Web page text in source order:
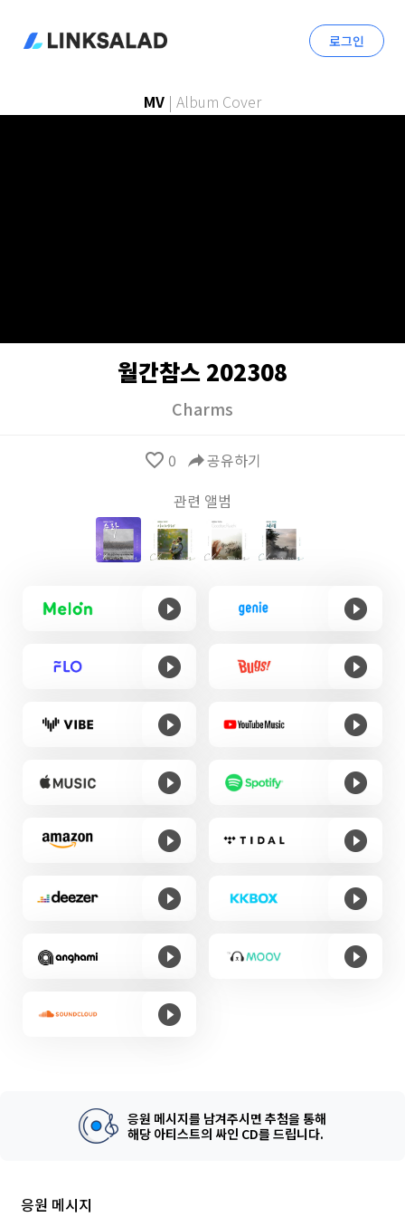
로그인
MV | Album Cover
월간참스 202308
Charms
favorite_border 0 reply공유하기
관련 앨범
응원 메시지를 남겨주시면 추첨을 통해
해당 아티스트의 싸인 CD를 드립니다.
응원 메시지